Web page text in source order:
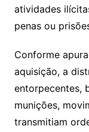
atividades
penas ou
Conforme
aquisição, a
entorpecentes,
munições,
transmitiam